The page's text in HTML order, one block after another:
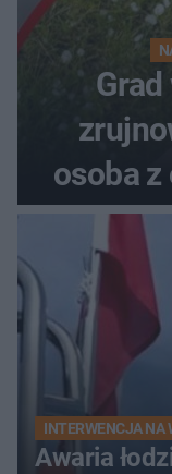
osoba z
INTERWENCJA NA
Awaria